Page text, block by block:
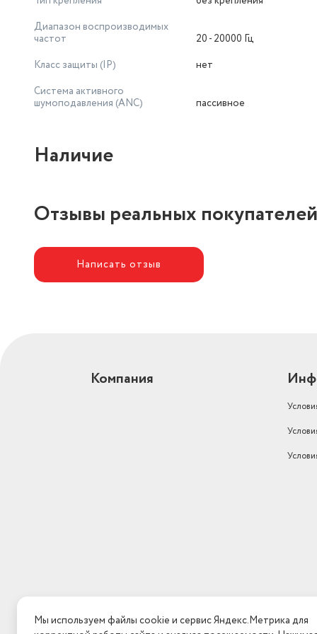
Совместимость: Android, iOs
Диапазон воспроизводимых
частот
20 - 20000 Гц
Класс защиты (IP)
нет
Система активного
шумоподавления (ANC)
пассивное
Наличие
Отзывы реальных покупателей
Написать отзыв
Компания
Мы используем файлы cookie и сервис Яндекс.Метрика для